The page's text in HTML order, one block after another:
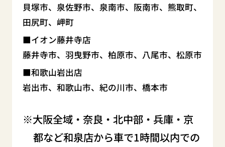
貝塚市、泉佐野市、泉南市、阪南市、熊取町、
田尻町、岬町
イオン藤井寺店
藤井寺市、羽曳野市、柏原市、八尾市、松原市
和歌山岩出店
岩出市、和歌山市、紀の川市、橋本市
大阪全域・奈良・北中部・兵庫・京
都など和泉店から車で1時間以内での